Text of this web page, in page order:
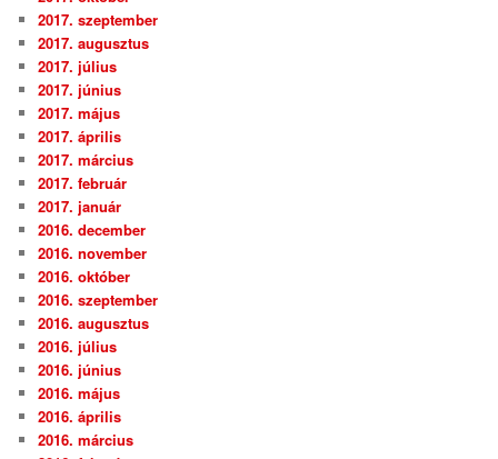
2017. szeptember
2017. augusztus
2017. július
2017. június
2017. május
2017. április
2017. március
2017. február
2017. január
2016. december
2016. november
2016. október
2016. szeptember
2016. augusztus
2016. július
2016. június
2016. május
2016. április
2016. március